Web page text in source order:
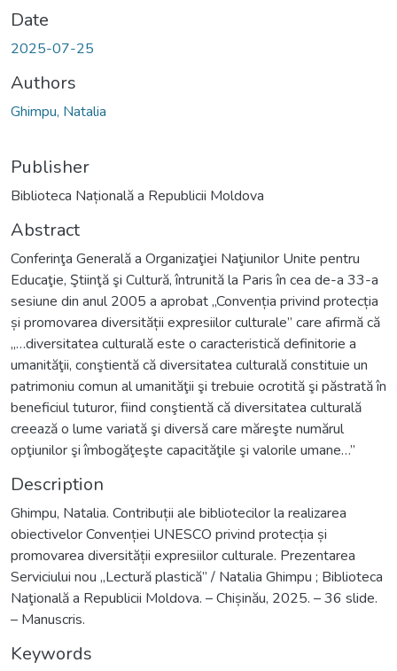
Date
2025-07-25
Authors
Ghimpu, Natalia
Publisher
Biblioteca Națională a Republicii Moldova
Abstract
Conferinţa Generală a Organizaţiei Naţiunilor Unite pentru
Educaţie, Ştiinţă şi Cultură, întrunită la Paris în cea de-a 33-a
sesiune din anul 2005 a aprobat „Convenția privind protecția
și promovarea diversității expresiilor culturale” care afirmă că
„…diversitatea culturală este o caracteristică definitorie a
umanităţii, conştientă că diversitatea culturală constituie un
patrimoniu comun al umanităţii şi trebuie ocrotită şi păstrată în
beneficiul tuturor, fiind conştientă că diversitatea culturală
creează o lume variată şi diversă care măreşte numărul
opţiunilor şi îmbogăţeşte capacităţile şi valorile umane…”
Description
Ghimpu, Natalia. Contribuții ale bibliotecilor la realizarea
obiectivelor Convenției UNESCO privind protecția și
promovarea diversității expresiilor culturale. Prezentarea
Serviciului nou „Lectură plastică” / Natalia Ghimpu ; Biblioteca
Naţională a Republicii Moldova. – Chișinău, 2025. – 36 slide.
– Manuscris.
Keywords